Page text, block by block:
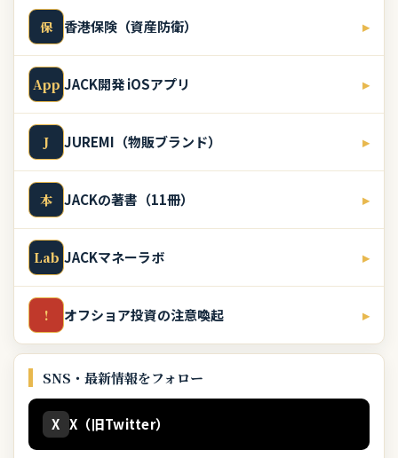
保 香港保険（資産防衛） ▸
App JACK開発 iOSアプリ ▸
J JUREMI（物販ブランド） ▸
本 JACKの著書（11冊） ▸
Lab JACKマネーラボ ▸
! オフショア投資の注意喚起 ▸
SNS・最新情報をフォロー
X X（旧Twitter）